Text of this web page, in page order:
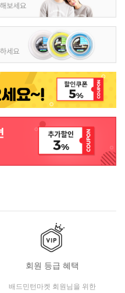
회원 등급 혜택
배드민턴마켓 회원님을 위한